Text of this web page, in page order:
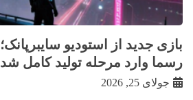
بازی جدید از استودیو
رسما وارد مرحله تولید کامل شد
جولای 25, 2026